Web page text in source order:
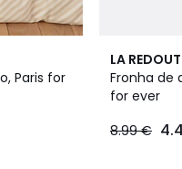
Paris for
LA
Fronha de
for ever
8.99 €
4,6
/ 5